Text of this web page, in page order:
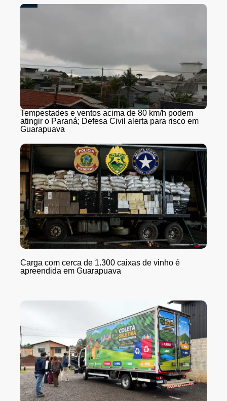
Tempestades e ventos acima de 80 km/h podem
atingir o Paraná; Defesa Civil alerta para risco em
Guarapuava
Carga com cerca de 1.300 caixas de vinho é
apreendida em Guarapuava